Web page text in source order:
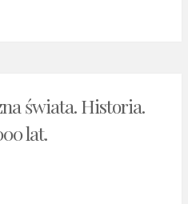
świata. Historia.
lat.